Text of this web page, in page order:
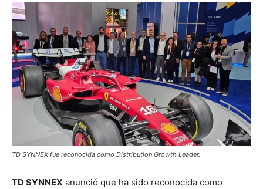
TD SYNNEX fue reconocida como Distribution Growth Leader.
TD SYNNEX anunció que ha sido reconocida como